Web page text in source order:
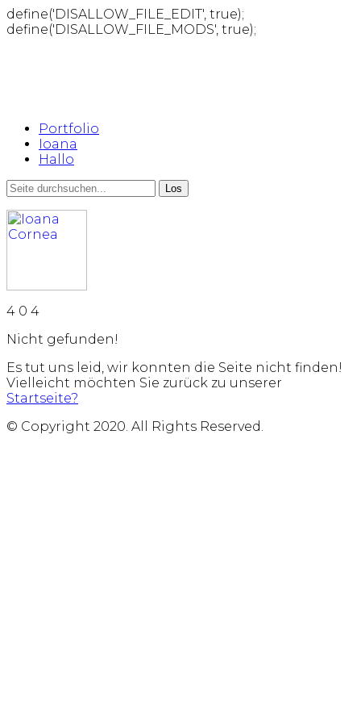
define('DISALLOW_FILE_EDIT', true);
define('DISALLOW_FILE_MODS', true);
Portfolio
Ioana
Hallo
4 0 4
Nicht gefunden!
Es tut uns leid, wir konnten die Seite nicht finden!
Vielleicht möchten Sie zurück zu unserer
Startseite?
© Copyright 2020. All Rights Reserved.